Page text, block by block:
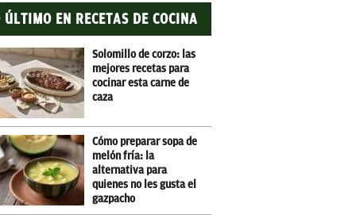
ÚLTIMO EN RECETAS DE COCINA
Solomillo de corzo: las
mejores recetas para
cocinar esta carne de
caza
Cómo preparar sopa de
melón fría: la
alternativa para
quienes no les gusta el
gazpacho